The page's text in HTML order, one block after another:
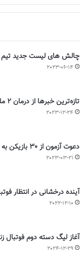
چالش هاى ليست جدید تيم
2023-06-14
تازه‌ترین خبرها از درمان ۲ ملی‌پوش فوتبال زنان
2023-12-24
دعوت آزمون از 30 بازیکن به اردوی تیم ملی
2023-03-21
آینده درخشانی در انتظار
2022-12-10
آغاز لیگ دسته دوم فوتبال
2024-12-29